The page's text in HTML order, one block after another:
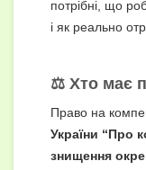
потрібні, що
і як реально
⚖️ Хто має
Право на
України “Про
знищення